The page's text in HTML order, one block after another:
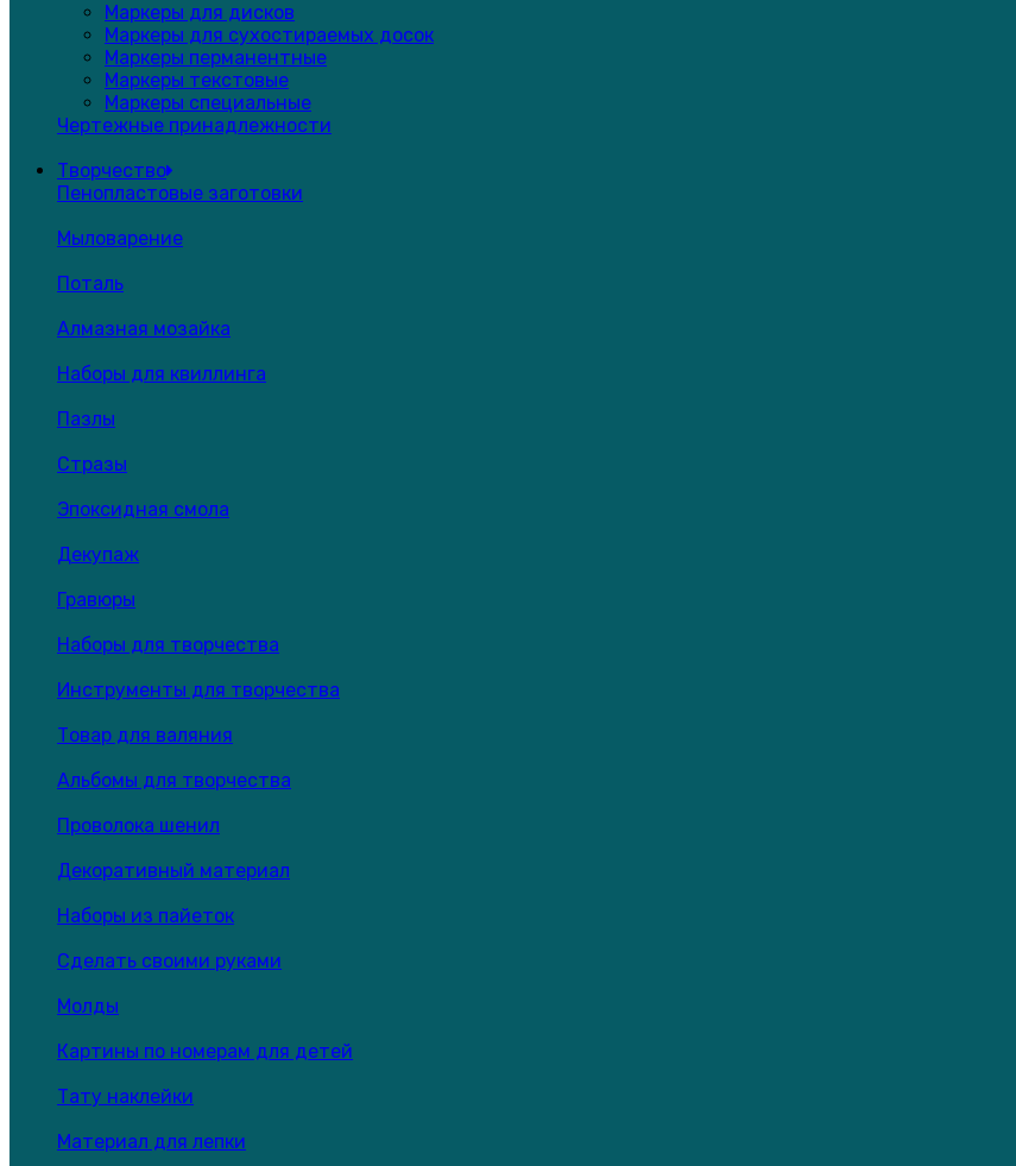
Маркеры для дисков
Маркеры для сухостираемых досок
Маркеры перманентные
Маркеры текстовые
Маркеры специальные
Чертежные принадлежности
Творчество
Пенопластовые заготовки
Мыловарение
Поталь
Алмазная мозайка
Наборы для квиллинга
Пазлы
Стразы
Эпоксидная смола
Декупаж
Гравюры
Наборы для творчества
Инструменты для творчества
Товар для валяния
Альбомы для творчества
Проволока шенил
Декоративный материал
Наборы из пайеток
Сделать своими руками
Молды
Картины по номерам для детей
Тату наклейки
Материал для лепки